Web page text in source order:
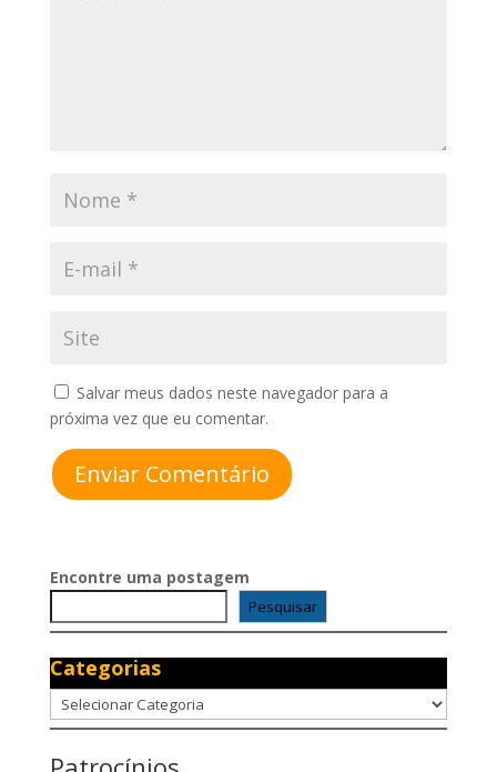
Salvar meus dados neste navegador para a
próxima vez que eu comentar.
Enviar Comentário
Encontre uma postagem
Pesquisar
Categorias
Categorias